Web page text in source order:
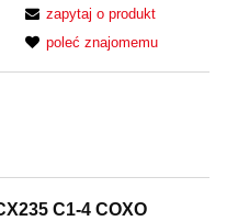
zapytaj o produkt
poleć znajomemu
C1-4 COXO